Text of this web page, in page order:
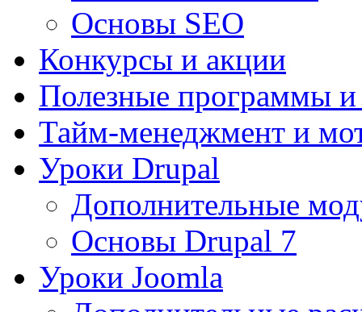
Основы SEO
Конкурсы и акции
Полезные программы и
Тайм-менеджмент и
Уроки Drupal
Дополнительные
Основы Drupal 7
Уроки Joomla